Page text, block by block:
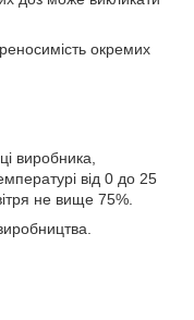
окремих
виробника,
від 0 до 25
не вище 75%.